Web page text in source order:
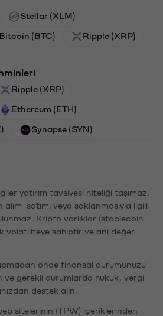
Stellar (XLM)
Bitcoin (BTC) Ripple (XRP)
Ripple (XRP)
Ethereum (ETH)
Synapse (SYN)
yatırım tavsiyesi niteliği taşımaz.
satımı veya saklanmasıyla ilgili
Kripto varlıklar (stablecoin
volatiliteye sahiptir ve ani değer
önce finansal durumunuzu
ve gerekli durumlarda hukuk, vergi
destek alın.
sitelerinin (TPW) içeriklerinden